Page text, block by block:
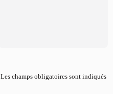
Les champs obligatoires sont indiqués